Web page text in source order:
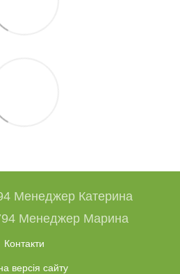
Менеджер Катерина
Менеджер Марина
Контакти
версія сайту